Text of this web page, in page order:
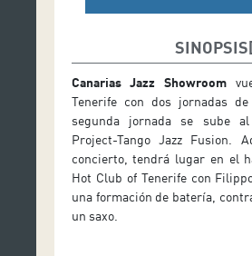
SINOPSIS
Canarias Jazz Showroom
Tenerife con dos jornadas
segunda jornada se sube al
Project-Tango Jazz Fusion.
concierto, tendrá lugar en el
Hot Club of Tenerife con
una formación de batería,
un saxo.